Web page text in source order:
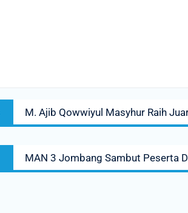
Previous
post:
M. Ajib Qowwiyul Masyhur Raih
post:
MAN 3 Jombang Sambut Peserta